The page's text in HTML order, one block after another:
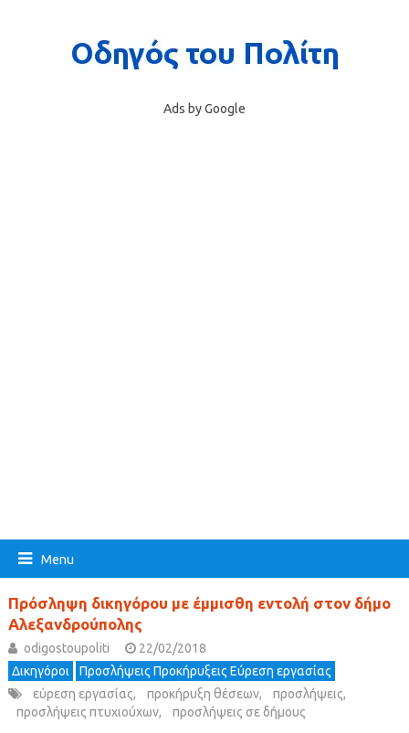
Ads by Google
Menu
Πρόσληψη δικηγόρου με έμμισθη εντολή στον δήμο
Αλεξανδρούπολης
odigostoupoliti
22/02/2018
Δικηγόροι
Προσλήψεις Προκήρυξεις Εύρεση εργασίας
εύρεση εργασίας, προκήρυξη θέσεων, προσλήψεις,
προσλήψεις πτυχιούχων, προσλήψεις σε δήμους